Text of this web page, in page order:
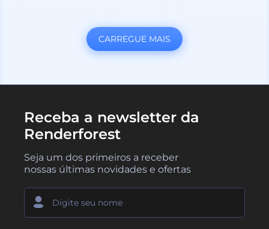
CARREGUE MAIS
Receba a newsletter da
Renderforest
Seja um dos primeiros a receber
nossas últimas novidades e ofertas